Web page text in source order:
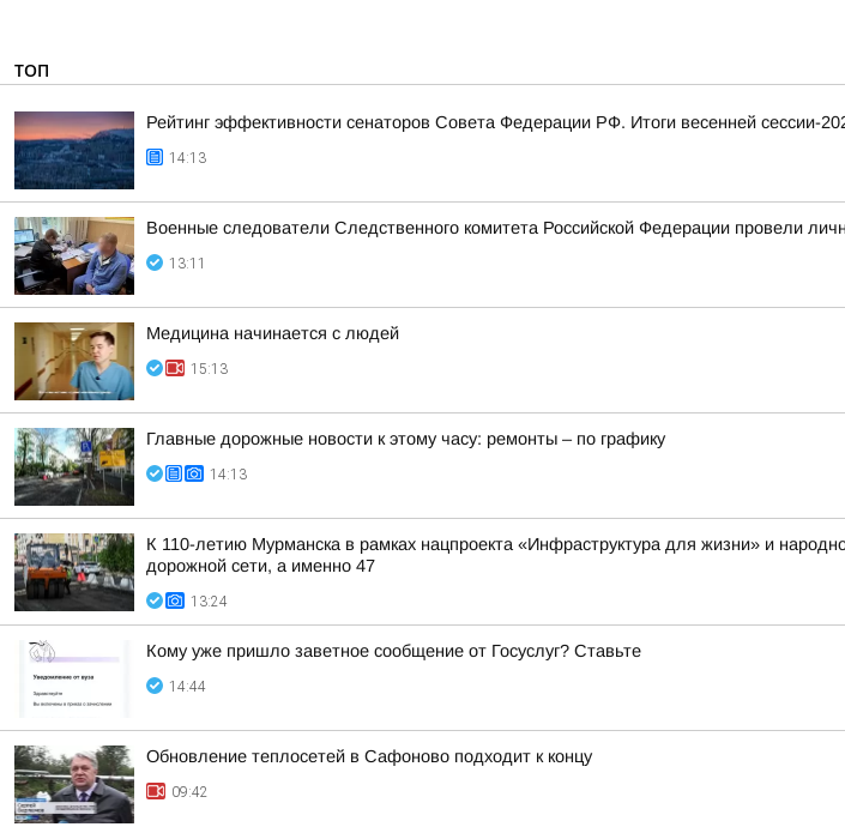
ТОП
Рейтинг эффективности сенаторов Совета Федерации РФ. Итоги весенней сессии-
14:13
Военные следователи Следственного комитета Российской Федерации провели
13:11
Медицина начинается с людей
15:13
Главные дорожные новости к этому часу: ремонты – по графику
14:13
К 110-летию Мурманска в рамках нацпроекта «Инфраструктура для жизни» и
дорожной сети, а именно 47
13:24
Кому уже пришло заветное сообщение от Госуслуг? Ставьте
14:44
Обновление теплосетей в Сафоново подходит к концу
09:42